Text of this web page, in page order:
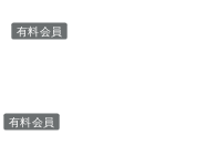
有料会員
有料会員